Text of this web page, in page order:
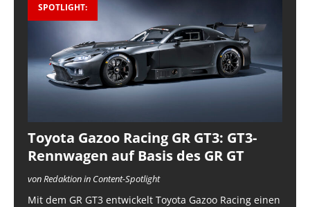
SPOTLIGHT:
Toyota Gazoo Racing GR GT3: GT3-
Rennwagen auf Basis des GR GT
von Redaktion in Content-Spotlight
Mit dem GR GT3 entwickelt Toyota Gazoo Racing einen